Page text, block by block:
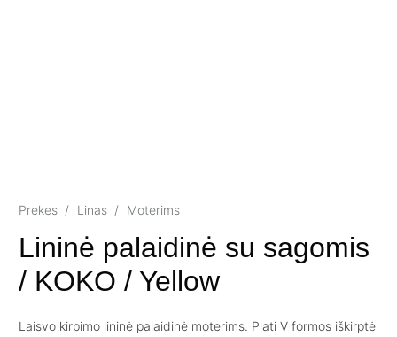
Prekes / Linas / Moterims
Lininė palaidinė su sagomis
/ KOKO / Yellow
Laisvo kirpimo lininė palaidinė moterims. Plati V formos iškirptė